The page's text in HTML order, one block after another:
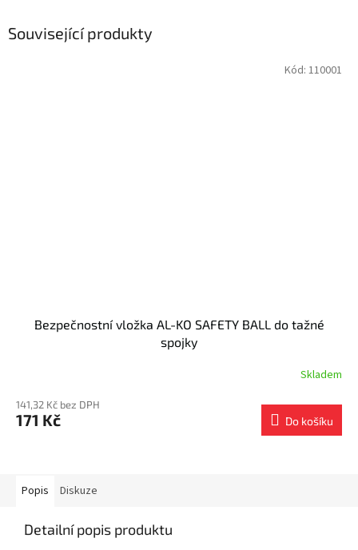
Související produkty
Bezpečnostní vložka AL-KO SAFETY BALL do tažné
spojky
Skladem
141,32 Kč bez DPH
171 Kč Do košíku
Kód: 110001
Popis Diskuze
Detailní popis produktu